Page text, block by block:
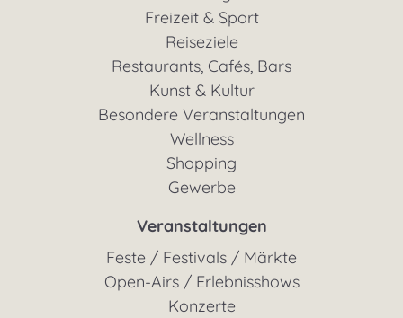
Freizeit & Sport
Reiseziele
Restaurants, Cafés, Bars
Kunst & Kultur
Besondere Veranstaltungen
Wellness
Shopping
Gewerbe
Veranstaltungen
Feste / Festivals / Märkte
Open-Airs / Erlebnisshows
Konzerte